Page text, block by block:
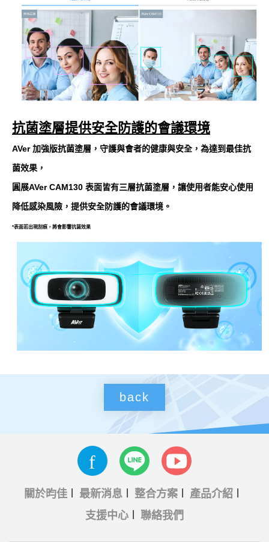
抗菌塗層提供安全防護的會議環境
AVer 加強版抗菌塗層，守護與會者的健康與安全，為達到最佳抗
菌效果，
圓展AVer CAM130 表面皆有三層抗菌塗層，讓使用者能安心使用
降低感染風險，提供安全防護的會議環境。
*表面若出現刮痕，將會影響抗菌效果
back
關於昀佳 最新消息 整合方案
產品介紹
支援中心
聯絡我們